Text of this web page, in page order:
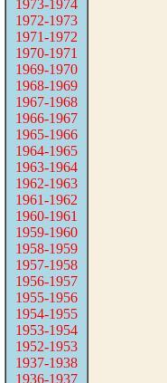
1973-1974
1972-1973
1971-1972
1970-1971
1969-1970
1968-1969
1967-1968
1966-1967
1965-1966
1964-1965
1963-1964
1962-1963
1961-1962
1960-1961
1959-1960
1958-1959
1957-1958
1956-1957
1955-1956
1954-1955
1953-1954
1952-1953
1937-1938
1936-1937